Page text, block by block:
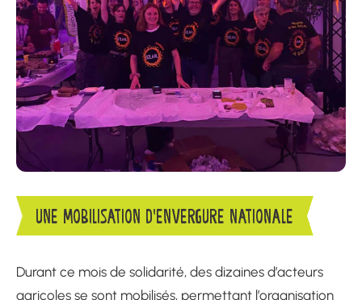
UNE MOBILISATION D’ENVERGURE NATIONALE
Durant ce mois de solidarité, des dizaines d’acteurs
agricoles se sont mobilisés, permettant l’organisation